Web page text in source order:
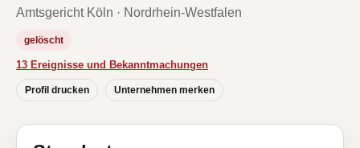
Amtsgericht Köln · Nordrhein-Westfalen
gelöscht
13 Ereignisse und Bekanntmachungen
Profil drucken Unternehmen merken